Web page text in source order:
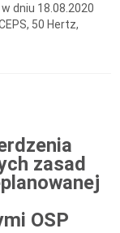
dniu 18.08.2020
50 Hertz,
zasad
OSP